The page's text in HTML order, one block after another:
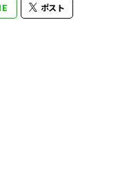
ポスト